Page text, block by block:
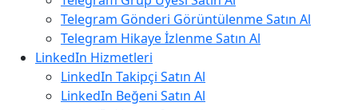
Telegram Gönderi Görüntülenme Satın Al
Telegram Hikaye İzlenme Satın Al
LinkedIn Hizmetleri
LinkedIn Takipçi Satın Al
LinkedIn Beğeni Satın Al